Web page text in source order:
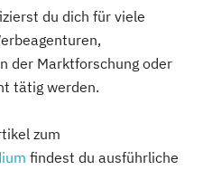
du dich für viele
der Marktforschung oder
tätig werden.
zum
findest du ausführliche